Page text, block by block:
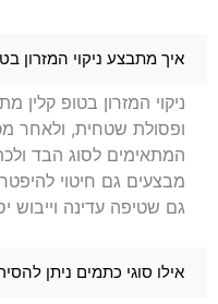
שאלות בנושא ניקוי
איך מתבצע ניקוי המזרון
ניקוי המזרון בטופ
ופסולת שטחית, ולאחר
המתאימים לסוג הבד
מבצעים גם חיטוי להיפטר
גם שטיפה עדינה וייבוש
אילו סוגי כתמים ניתן